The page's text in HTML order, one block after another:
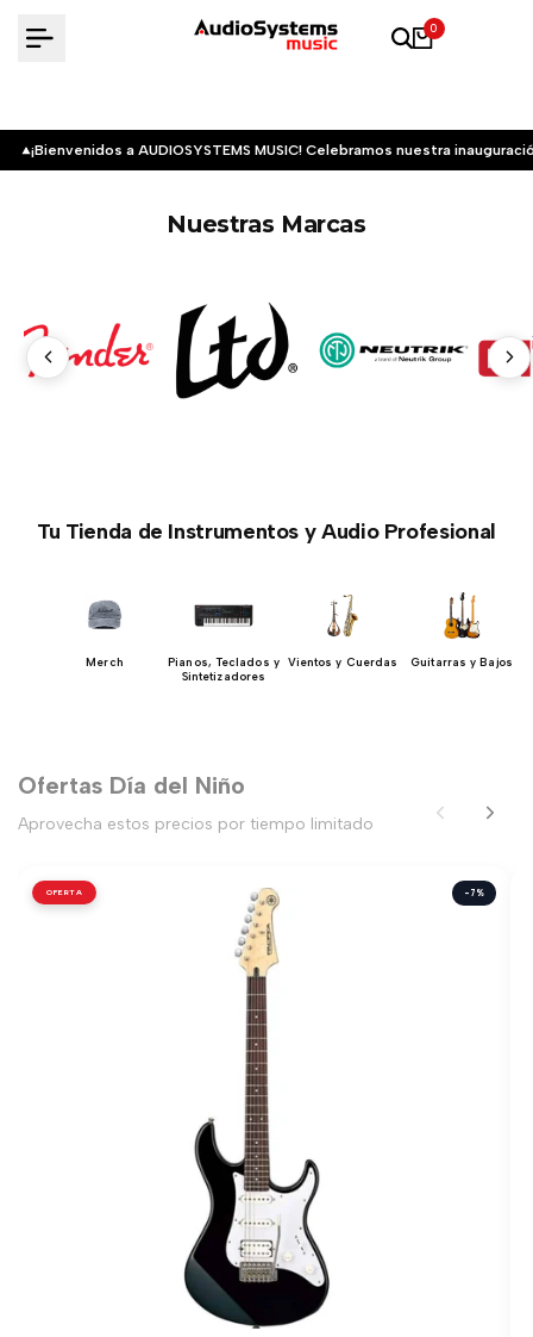
0
¡Bienvenidos a AUDIOSYSTEMS MUSIC! Celebramos nuestra
Nuestras Marcas
Tu Tienda de Instrumentos y Audio Profesional
Merch
Pianos, Teclados y
Sintetizadores
Vientos y Cuerdas Guitarras y Bajos
Ofertas Día del Niño
Aprovecha estos precios por tiempo limitado
OFERTA -7%